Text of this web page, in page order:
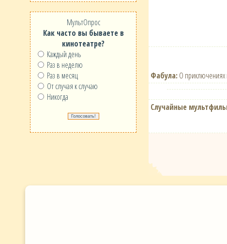
МультОпрос
Как часто вы бываете в
кинотеатре?
Каждый день
Раз в неделю
Раз в месяц
От случая к случаю
Никогда
Фабула: О приключениях
Случайные